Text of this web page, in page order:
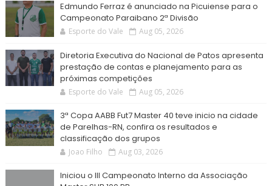
Edmundo Ferraz é anunciado na Picuiense para o
Campeonato Paraibano 2ª Divisão
Esporte do Vale Aug 05, 2026
Diretoria Executiva do Nacional de Patos apresenta
prestação de contas e planejamento para as
próximas competições
Esporte do Vale Aug 05, 2026
3ª Copa AABB Fut7 Master 40 teve inicio na cidade
de Parelhas-RN, confira os resultados e
classificação dos grupos
Joao Filho Aug 03, 2026
Iniciou o III Campeonato Interno da Associação